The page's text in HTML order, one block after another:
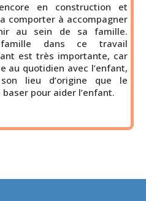
en construction et
comporter à accompagner
au sein de sa famille.
dans ce travail
est très importante, car
au quotidien avec l’enfant,
lieu d’origine que le
pour aider l’enfant.